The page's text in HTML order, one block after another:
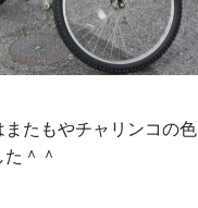
たもやチャリンコの色
＾＾